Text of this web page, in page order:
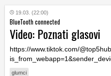
19.03. (22:00)
BlueTooth connected
Video: Poznati glasovi
https://www.tiktok.com/
glumci